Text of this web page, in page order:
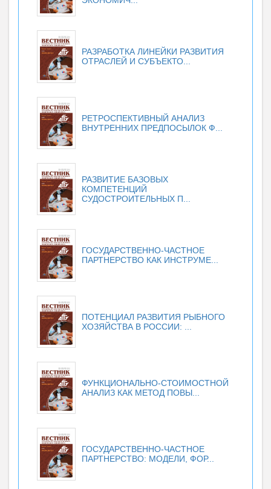
РАЗРАБОТКА ЛИНЕЙКИ РАЗВИТИЯ
ОТРАСЛЕЙ И СУБЪЕКТО...
РЕТРОСПЕКТИВНЫЙ АНАЛИЗ
ВНУТРЕННИХ ПРЕДПОСЫЛОК Ф...
РАЗВИТИЕ БАЗОВЫХ
КОМПЕТЕНЦИЙ
СУДОСТРОИТЕЛЬНЫХ П...
ГОСУДАРСТВЕННО-ЧАСТНОЕ
ПАРТНЕРСТВО КАК ИНСТРУМЕ...
ПОТЕНЦИАЛ РАЗВИТИЯ РЫБНОГО
ХОЗЯЙСТВА В РОССИИ: ...
ФУНКЦИОНАЛЬНО-СТОИМОСТНОЙ
АНАЛИЗ КАК МЕТОД ПОВЫ...
ГОСУДАРСТВЕННО-ЧАСТНОЕ
ПАРТНЕРСТВО: МОДЕЛИ, ФОР...